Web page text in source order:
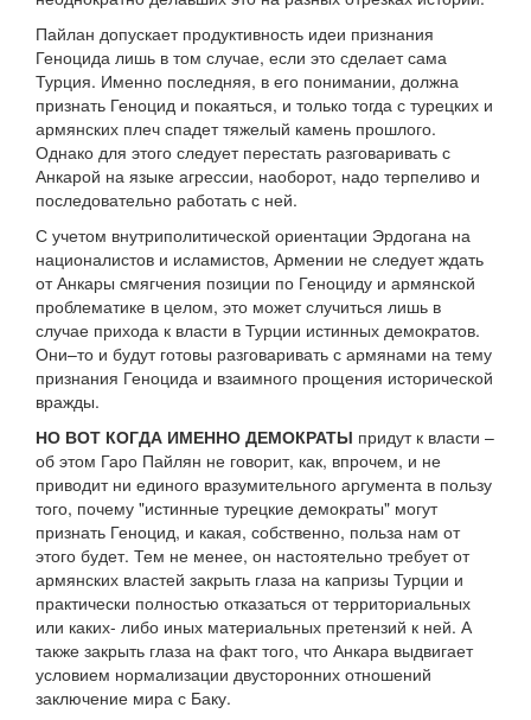
Пайлан допускает продуктивность идеи признания
Геноцида лишь в том случае, если это сделает сама
Турция. Именно последняя, в его понимании, должна
признать Геноцид и покаяться, и только тогда с турецких и
армянских плеч спадет тяжелый камень прошлого.
Однако для этого следует перестать разговаривать с
Анкарой на языке агрессии, наоборот, надо терпеливо и
последовательно работать с ней.
С учетом внутриполитической ориентации Эрдогана на
националистов и исламистов, Армении не следует ждать
от Анкары смягчения позиции по Геноциду и армянской
проблематике в целом, это может случиться лишь в
случае прихода к власти в Турции истинных демократов.
Они–то и будут готовы разговаривать с армянами на тему
признания Геноцида и взаимного прощения исторической
вражды.
НО ВОТ КОГДА ИМЕННО ДЕМОКРАТЫ придут к власти –
об этом Гаро Пайлян не говорит, как, впрочем, и не
приводит ни единого вразумительного аргумента в пользу
того, почему "истинные турецкие демократы" могут
признать Геноцид, и какая, собственно, польза нам от
этого будет. Тем не менее, он настоятельно требует от
армянских властей закрыть глаза на капризы Турции и
практически полностью отказаться от территориальных
или каких- либо иных материальных претензий к ней. А
также закрыть глаза на факт того, что Анкара выдвигает
условием нормализации двусторонних отношений
заключение мира с Баку.